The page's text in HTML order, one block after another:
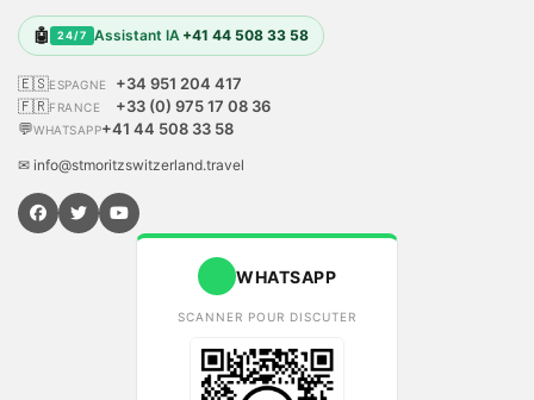
🤖 24/7 Assistant IA +41 44 508 33 58
🇪🇸ESPAGNE
+34 951 204 417
🇫🇷FRANCE
+33 (0) 975 17 08 36
💬WHATSAPP+41 44 508 33 58
✉ info@stmoritzswitzerland.travel
WHATSAPP
SCANNER POUR DISCUTER